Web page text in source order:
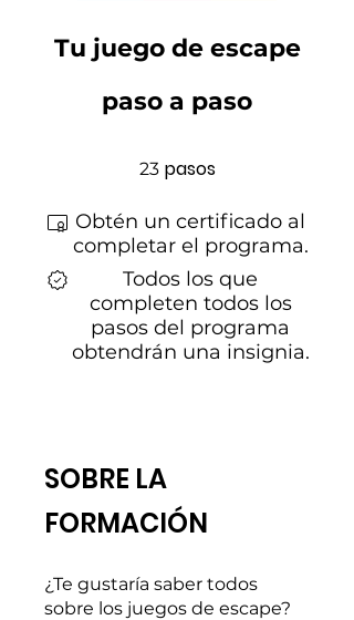
Tu juego de escape
paso a paso
23 pasos
Obtén un certificado al
completar el programa.
Todos los que
completen todos los
pasos del programa
obtendrán una insignia.
SOBRE LA
FORMACIÓN
¿Te gustaría saber todos
sobre los juegos de escape?